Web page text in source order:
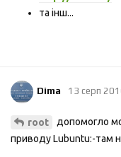
та інш...
Dima 13 серп
root
допомогло
приводу Lubuntu:-там